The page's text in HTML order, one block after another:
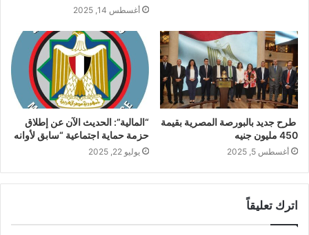
أغسطس 14, 2025
طرح جديد بالبورصة المصرية بقيمة
450 مليون جنيه
أغسطس 5, 2025
“المالية”: الحديث الآن عن إطلاق
حزمة حماية اجتماعية “سابق لأوانه
يوليو 22, 2025
اترك تعليقاً